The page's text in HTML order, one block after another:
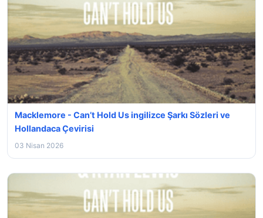
Macklemore - Can’t Hold Us ingilizce Şarkı Sözleri ve
Hollandaca Çevirisi
03 Nisan 2026